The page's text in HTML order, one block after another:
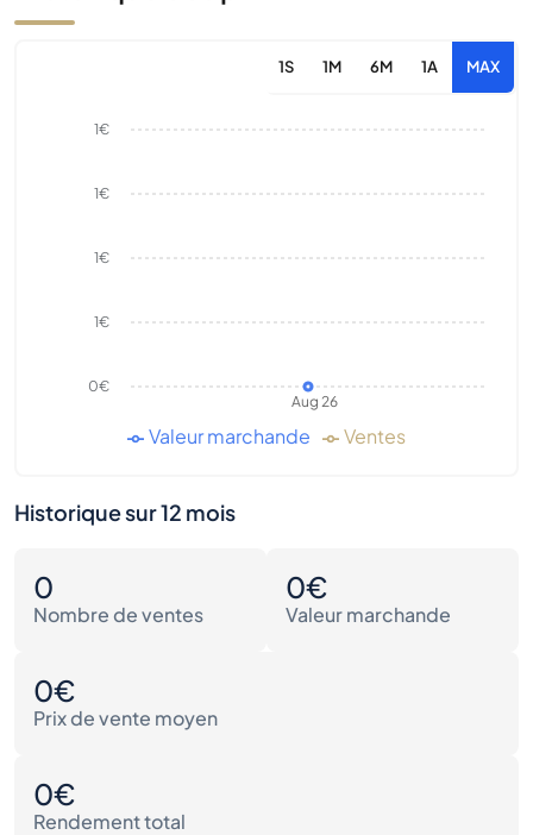
1S 1M 6M 1A MAX
Aug 26
0€
1€
1€
1€
1€
Valeur marchande Ventes
Historique sur 12 mois
0
Nombre de ventes
0€
Valeur marchande
0€
Prix de vente moyen
0€
Rendement total